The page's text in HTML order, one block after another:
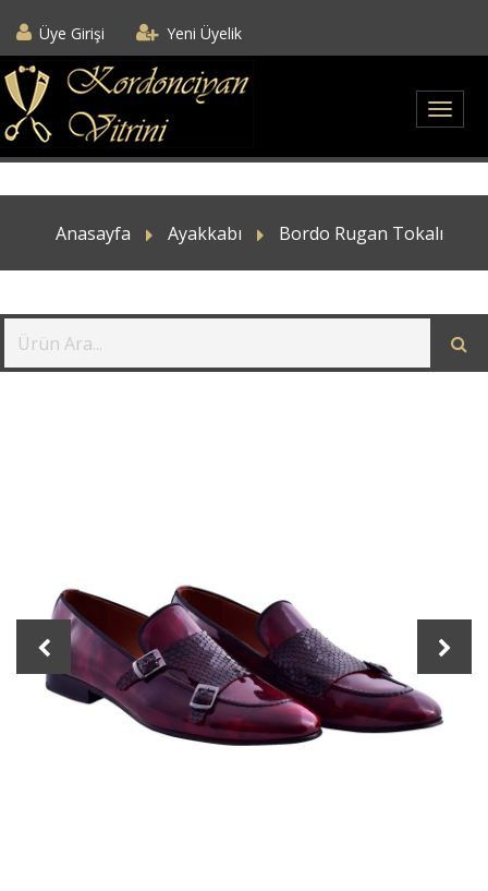
Üye Girişi Yeni Üyelik
Anasayfa Ayakkabı Bordo Rugan Tokalı
Previous